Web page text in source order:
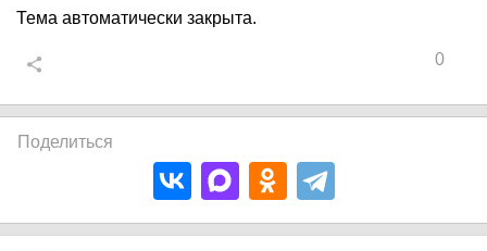
Тема автоматически закрыта.
0
Поделиться